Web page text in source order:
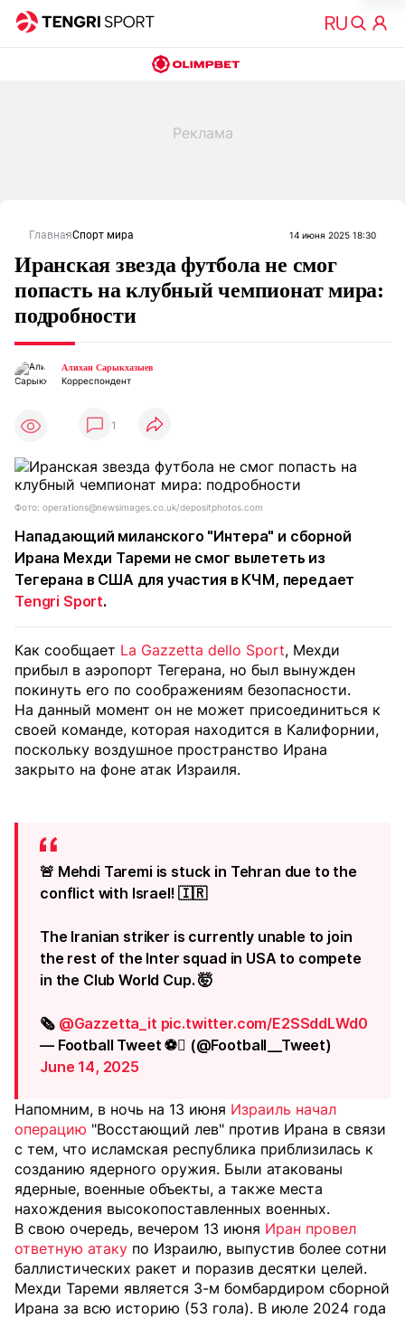
ГлавнаяСпорт мира 14 июня 2025 18:30
Иранская звезда футбола не смог
попасть на клубный чемпионат мира:
подробности
Алихан Сарыкхазыев
Корреспондент
1
Фото: operations@newsimages.co.uk/depositphotos.com
Нападающий миланского "Интера" и сборной
Ирана Мехди Тареми не смог вылететь из
Тегерана в США для участия в КЧМ, передает
Tengri Sport.
Как сообщает La Gazzetta dello Sport, Мехди
прибыл в аэропорт Тегерана, но был вынужден
покинуть его по соображениям безопасности.
На данный момент он не может присоединиться к
своей команде, которая находится в Калифорнии,
поскольку воздушное пространство Ирана
закрыто на фоне атак Израиля.
🚨 Mehdi Taremi is stuck in Tehran due to the
conflict with Israel! 🇮🇷
The Iranian striker is currently unable to join
the rest of the Inter squad in USA to compete
in the Club World Cup. 🤯
🗞️ @Gazzetta_it pic.twitter.com/E2SSddLWd0
— Football Tweet ⚽ (@Football__Tweet)
June 14, 2025
Напомним, в ночь на 13 июня Израиль начал
операцию "Восстающий лев" против Ирана в связи
с тем, что исламская республика приблизилась к
созданию ядерного оружия. Были атакованы
ядерные, военные объекты, а также места
нахождения высокопоставленных военных.
В свою очередь, вечером 13 июня Иран провел
ответную атаку по Израилю, выпустив более сотни
баллистических ракет и поразив десятки целей.
Мехди Тареми является 3-м бомбардиром сборной
Ирана за всю историю (53 гола). В июле 2024 года